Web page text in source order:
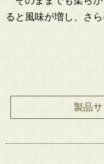
ると風味が増し、さら
製品